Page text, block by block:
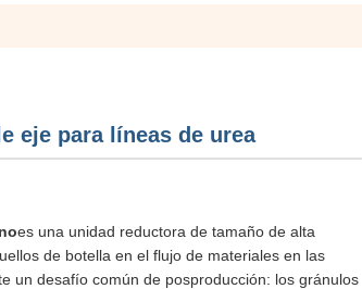
eje para líneas de urea
es una unidad reductora de tamaño de alta
de botella en el flujo de materiales en las
un desafío común de posproducción: los gránulos